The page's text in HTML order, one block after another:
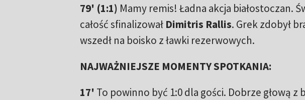
79' (1:1) Mamy remis! Ładna akcja białostoczan.
całość sfinalizował Dimitris Rallis. Grek zdobył
wszedł na boisko z ławki rezerwowych.
NAJWAŻNIEJSZE MOMENTY SPOTKANIA:
17' To powinno być 1:0 dla gości. Dobrze głową z